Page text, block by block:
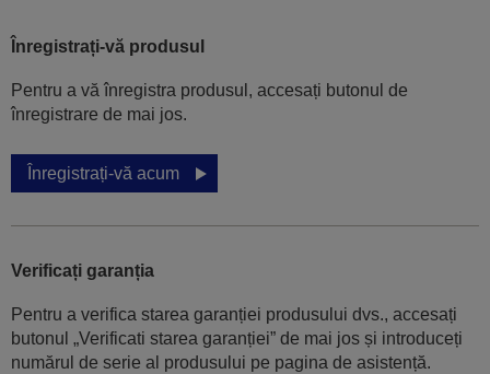
Înregistrați-vă produsul
Pentru a vă înregistra produsul, accesați butonul de
înregistrare de mai jos.
Înregistrați-vă acum
Verificați garanția
Pentru a verifica starea garanției produsului dvs., accesați
butonul „Verificati starea garanției” de mai jos și introduceți
numărul de serie al produsului pe pagina de asistență.